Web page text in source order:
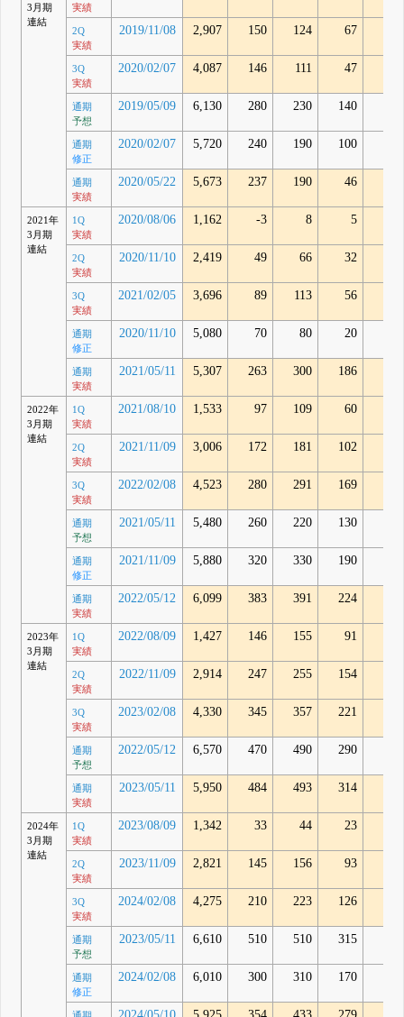
3月期
連結
実績
2Q
実績
2019/11/08 2,907 150 124 67
3Q
実績
2020/02/07 4,087 146 111 47
通期
予想
2019/05/09 6,130 280 230 140
通期
修正
2020/02/07 5,720 240 190 100
通期
実績
2020/05/22 5,673 237 190 46
2021年
3月期
連結
1Q
実績
2020/08/06 1,162 -3 8 5
2Q
実績
2020/11/10 2,419 49 66 32
3Q
実績
2021/02/05 3,696 89 113 56
通期
修正
2020/11/10 5,080 70 80 20
通期
実績
2021/05/11 5,307 263 300 186
2022年
3月期
連結
1Q
実績
2021/08/10 1,533 97 109 60
2Q
実績
2021/11/09 3,006 172 181 102
3Q
実績
2022/02/08 4,523 280 291 169
通期
予想
2021/05/11 5,480 260 220 130
通期
修正
2021/11/09 5,880 320 330 190
通期
実績
2022/05/12 6,099 383 391 224
2023年
3月期
連結
1Q
実績
2022/08/09 1,427 146 155 91
2Q
実績
2022/11/09 2,914 247 255 154
3Q
実績
2023/02/08 4,330 345 357 221
通期
予想
2022/05/12 6,570 470 490 290
通期
実績
2023/05/11 5,950 484 493 314
2024年
3月期
連結
1Q
実績
2023/08/09 1,342 33 44 23
2Q
実績
2023/11/09 2,821 145 156 93
3Q
実績
2024/02/08 4,275 210 223 126
通期
予想
2023/05/11 6,610 510 510 315
通期
修正
2024/02/08 6,010 300 310 170